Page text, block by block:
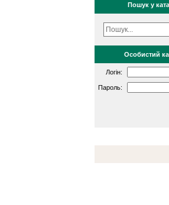
Пошук у
Особистий
Логін:
Пароль: